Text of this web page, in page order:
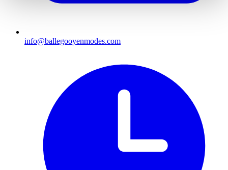
info@ballegooyenmodes.com